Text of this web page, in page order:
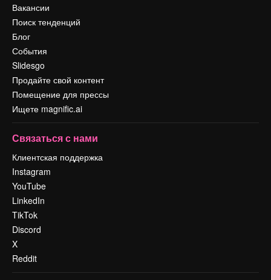
Вакансии
Поиск тенденций
Блог
События
Slidesgo
Продайте свой контент
Помещение для прессы
Ищете magnific.ai
Связаться с нами
Клиентская поддержка
Instagram
YouTube
LinkedIn
TikTok
Discord
X
Reddit